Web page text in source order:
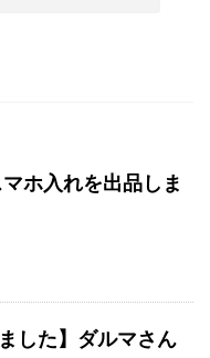
ホ入れを出品しま
した】ダルマさん